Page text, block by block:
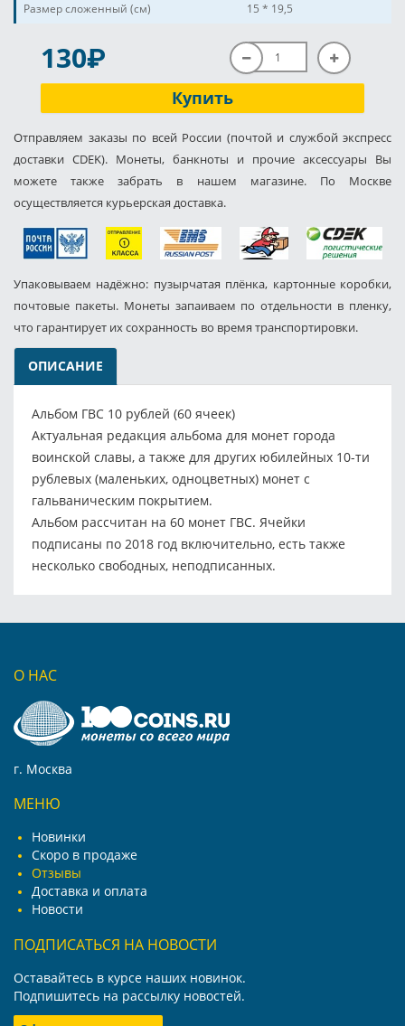
Размер сложенный (см)
15 * 19,5
130P
Купить
Отправляем заказы по всей России (почтой и службой экспресс
доставки CDEK). Монеты, банкноты и прочие аксессуары Вы
можете также забрать в нашем магазине. По Москве
осуществляется курьерская доставка.
Упаковываем надёжно: пузырчатая плёнка, картонные коробки,
почтовые пакеты. Монеты запаиваем по отдельности в пленку,
что гарантирует их сохранность во время транспортировки.
ОПИСАНИЕ
Альбом ГВС 10 рублей (60 ячеек)
Актуальная редакция альбома для монет города
воинской славы, а также для других юбилейных 10-ти
рублевых (маленьких, одноцветных) монет с
гальваническим покрытием.
Альбом рассчитан на 60 монет ГВС. Ячейки
подписаны по 2018 год включительно, есть также
несколько свободных, неподписанных.
О НАС
г. Москва
МЕНЮ
Новинки
Скоро в продаже
Отзывы
Доставка и оплата
Новости
ПОДПИСАТЬСЯ НА НОВОСТИ
Оставайтесь в курсе наших новинок.
Подпишитесь на рассылку новостей.